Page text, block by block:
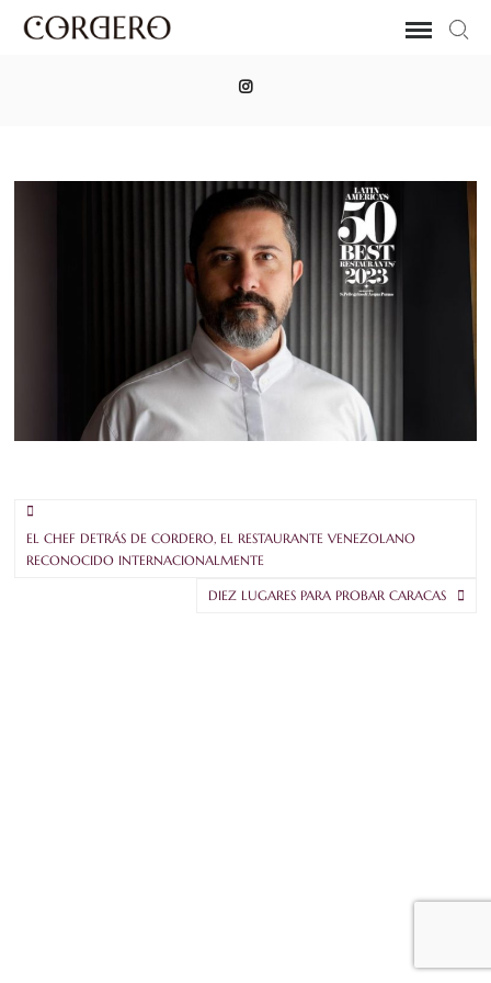
EL CHEF DETRÁS DE CORDERO, EL RESTAURANTE VENEZOLANO
RECONOCIDO INTERNACIONALMENTE
DIEZ LUGARES PARA PROBAR CARACAS